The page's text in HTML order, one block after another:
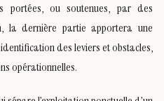
portées, ou soutenues, par des
la dernière partie apportera une
des leviers et obstacles,
opérationnelles.